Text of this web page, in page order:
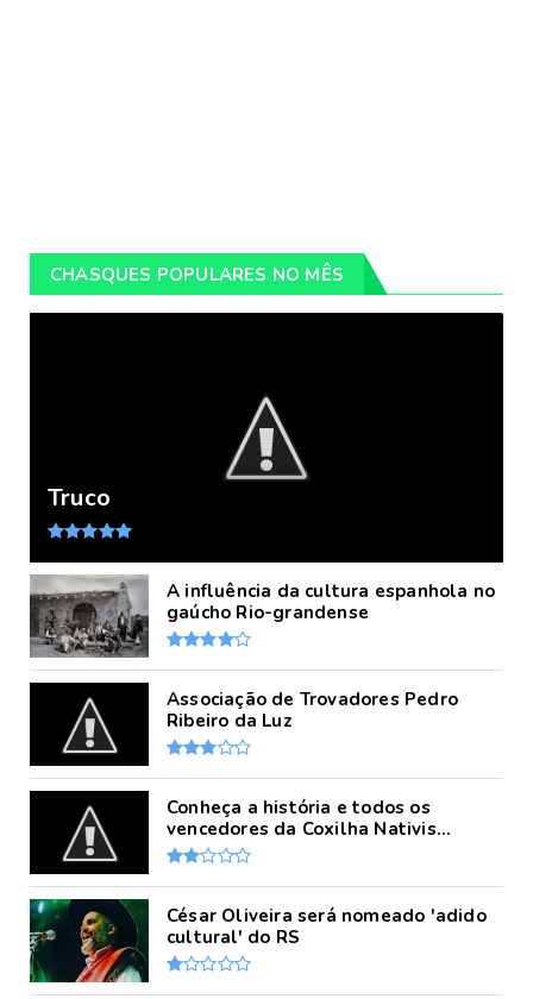
CHASQUES POPULARES NO MÊS
Truco
A influência da cultura espanhola no
gaúcho Rio-grandense
Associação de Trovadores Pedro
Ribeiro da Luz
Conheça a história e todos os
vencedores da Coxilha Nativis...
César Oliveira será nomeado 'adido
cultural' do RS